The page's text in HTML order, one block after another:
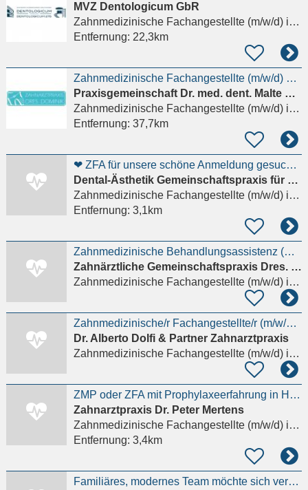
MVZ Dentologicum GbR
Zahnmedizinische Fachangestellte (m/w/d)in Hamburg
Entfernung: 22,3km
Zahnmedizinische Fachangestellte (m/w/d) gesucht
Praxisgemeinschaft Dr. med. dent. Malte Dominik und Dr. med. dent. Agata Dominik
Zahnmedizinische Fachangestellte (m/w/d)in Ratzeburg
Entfernung: 37,7km
❤ ZFA für unsere schöne Anmeldung gesucht❤
Dental-Ästhetik Gemeinschaftspraxis für Zahnheilkunde
Zahnmedizinische Fachangestellte (m/w/d)in Großhansdorf
Entfernung: 3,1km
Zahnmedizinische Behandlungsassistenz (m/w/d) Teilzeit nachmittags (14-18/19 Uhr )
Zahnärztliche Gemeinschaftspraxis Dres. H.-M. Gunia und M. Bansen
Zahnmedizinische Fachangestellte (m/w/d)in Ahrensburg
Zahnmedizinische/r Fachangestellte/r (m/w/d) in Teilzeit gesucht
Dr. Alberto Dolfi & Partner Zahnarztpraxis
Zahnmedizinische Fachangestellte (m/w/d)in Ahrensburg
ZMP oder ZFA mit Prophylaxeerfahrung in Hamburg-Volksdorf gesucht
Zahnarztpraxis Dr. Peter Mertens
Zahnmedizinische Fachangestellte (m/w/d)in Hamburg
Entfernung: 3,4km
Familiäres, modernes Team möchte sich vergrößern und sucht Zahnmedizinische Fachangestellte